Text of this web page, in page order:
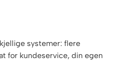
systemer: flere
for kundeservice, din egen